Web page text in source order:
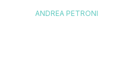
CopenPay ed è
ANDREA PETRONI